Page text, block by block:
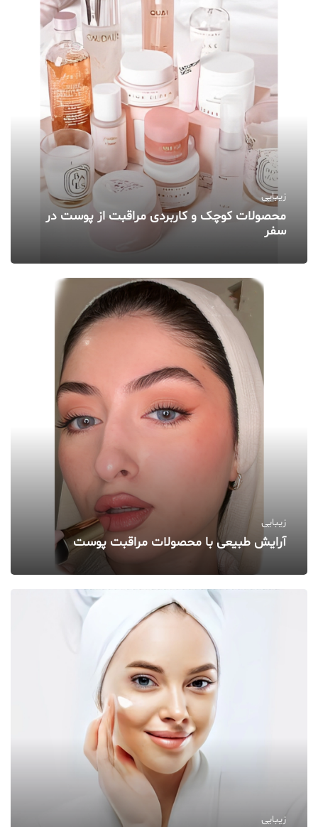
زیبایی
محصولات کوچک و کاربردی مراقبت از پوست در
سفر
زیبایی
آرایش طبیعی با محصولات مراقبت پوست
زیبایی